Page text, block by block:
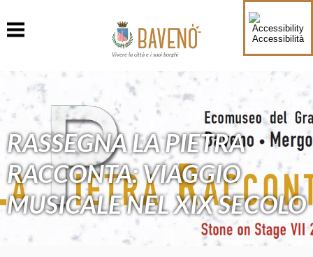
Accessibilità
Vivere la città e i suoi borghi
RASSEGNA LA PIETRA
RACCONTA: VIAGGIO
MUSICALE NEL XIX SECOLO